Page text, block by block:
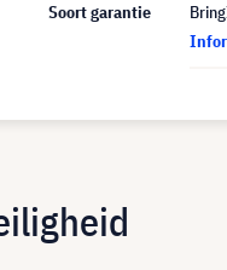
Soort garantie